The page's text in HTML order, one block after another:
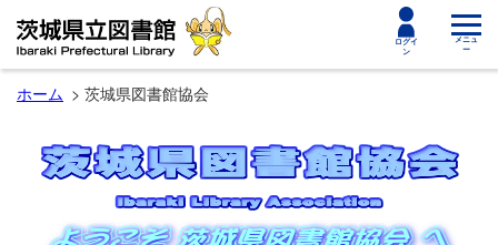
ログイ
ン
toggle
メニュ
ー
ホーム 茨城県図書館協会